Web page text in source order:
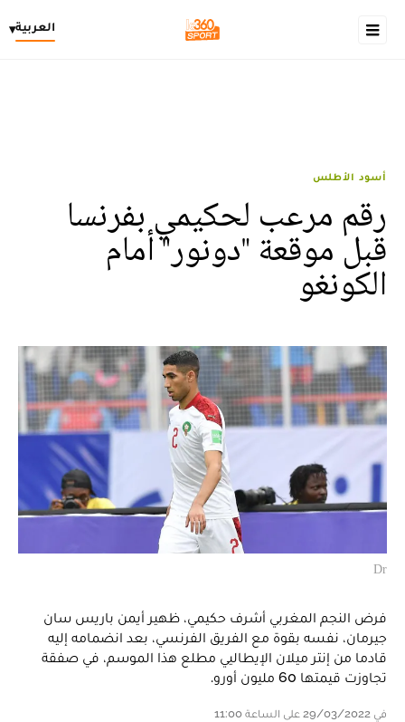
العربية▾
أسود الأطلس
رقم مرعب لحكيمي بفرنسا
قبل موقعة "دونور" أمام
الكونغو
Dr
فرض النجم المغربي أشرف حكيمي، ظهير أيمن باريس سان
جيرمان، نفسه بقوة مع الفريق الفرنسي، بعد انضمامه إليه
قادما من إنتر ميلان الإيطاليي مطلع هذا الموسم، في صفقة
تجاوزت قيمتها 60 مليون أورو.
في 29/03/2022 على الساعة 11:00